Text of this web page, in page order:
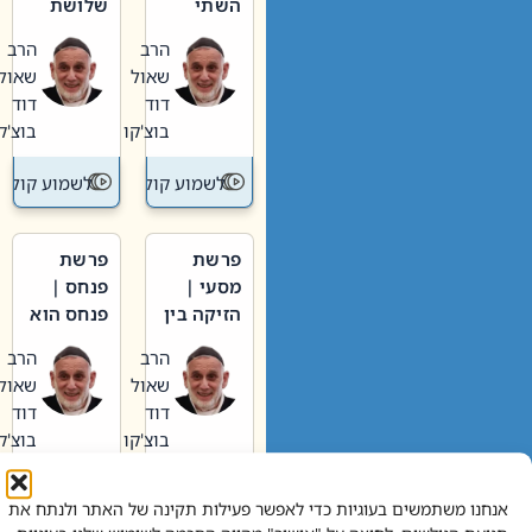
אנחנו משתמשים בעוגיות כדי לאפשר פעילות תקינה של האתר ולנתח את
וערב של
חיינו
הרב
שאול
דוד
בוצ'קו
לשמוע קול תורה – מדרש
האבות
הרב
שאול
דוד
בוצ'קו
לשמוע קול
פרשת
מסעי |
הזיקה בין
הגדול לעם הרב
שאול
דוד
בוצ'קו
לשמוע קול תורה – מדרש
פרשת
פנחס |
פנחס הוא
אליהו: בין
קנאות
הורסת
לקנאות
בונה
הרב
שאול
דוד
בוצ'קו
לשמוע קול